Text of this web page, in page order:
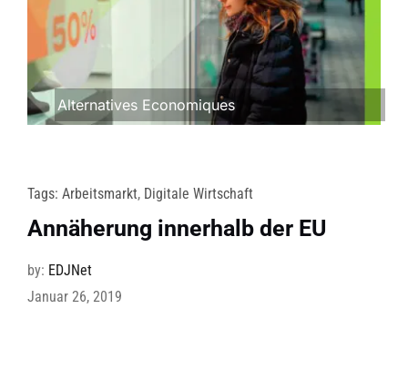
Alternatives Economiques
Tags: Arbeitsmarkt, Digitale Wirtschaft
Annäherung innerhalb der EU
by: EDJNet
Januar 26, 2019